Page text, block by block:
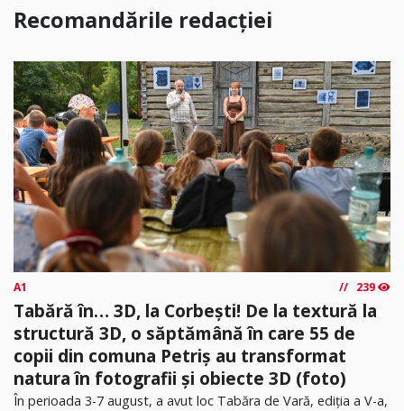
Recomandările redacției
A1 239
Tabără în… 3D, la Corbești! De la textură la
structură 3D, o săptămână în care 55 de
copii din comuna Petriș au transformat
natura în fotografii și obiecte 3D (foto)
În perioada 3-7 august, a avut loc Tabăra de Vară, ediția a V-a,